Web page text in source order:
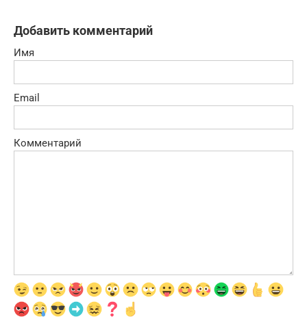
Добавить комментарий
Имя
Email
Комментарий